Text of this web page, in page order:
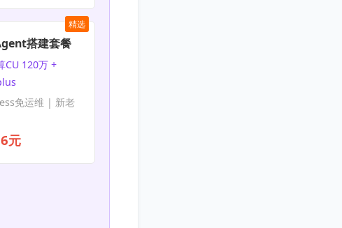
精选
搭建套餐
CU 120万 +
免运维 | 新老
元